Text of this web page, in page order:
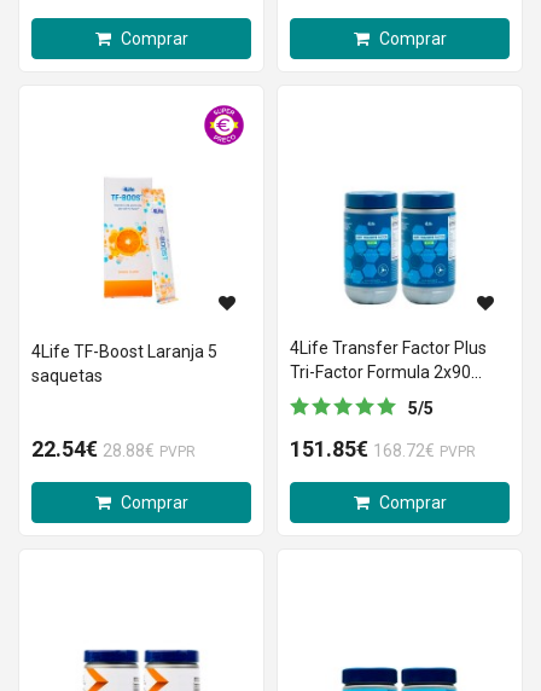
Comprar Comprar
4Life TF-Boost Laranja 5
saquetas
22.54€ 28.88€ PVPR
Comprar
4Life Transfer Factor Plus
Tri-Factor Formula 2x90
cápsulas Preço Especial
5/5
151.85€ 168.72€ PVPR
Comprar